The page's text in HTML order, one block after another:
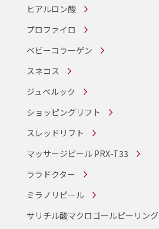
ヒアルロン酸
プロファイロ
ベビーコラーゲン
スネコス
ジュベルック
ショッピングリフト
スレッドリフト
マッサージピール PRX-T33
ララドクター
ミラノリピール
サリチル酸マクロゴールピーリング